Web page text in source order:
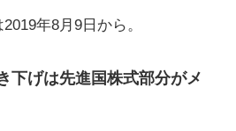
年8月9日から。
下げは先進国株式部分がメ